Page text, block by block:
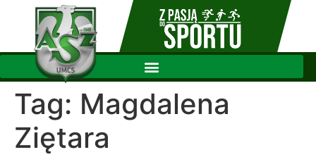
Tag: Magdalena
Ziętara